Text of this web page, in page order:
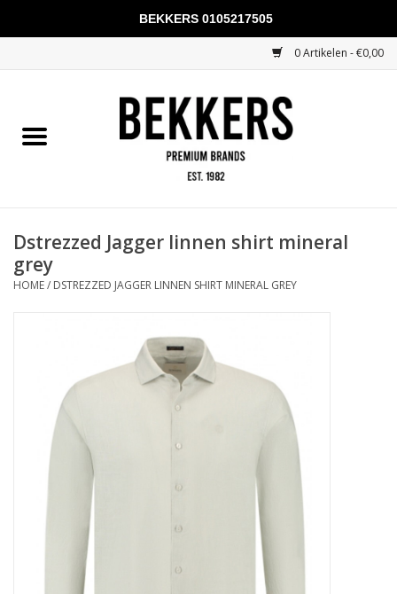
0 Artikelen - €0,00
Mannen
KADOBONNEN
Merken
Dstrezzed Jagger linnen shirt mineral
grey
HOME/ DSTREZZED JAGGER LINNEN SHIRT MINERAL GREY
BEKKERS 0105217505